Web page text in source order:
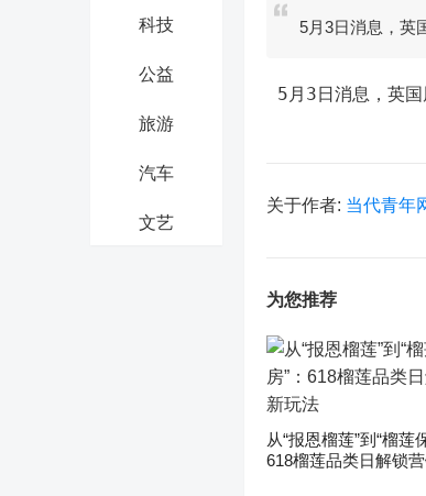
科技
公益
旅游
汽车
文艺
5月3日消息，英
5月3日消息，英
关于作者: 当代青年
为您推荐
从“报恩榴莲”到“榴莲
618榴莲品类日解锁